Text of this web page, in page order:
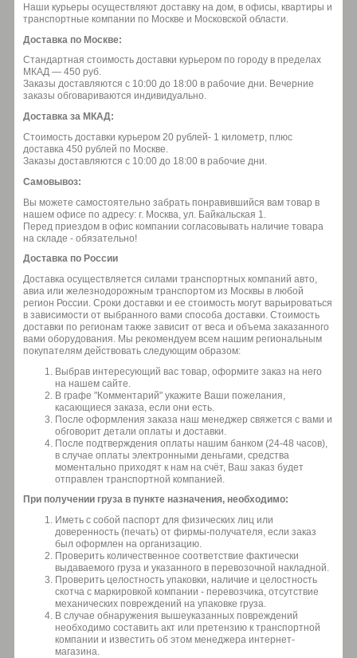
Наши курьеры осуществляют доставку на дом, в офисы, квартиры и
транспортные компании по Москве и Московской области.
Доставка по Москве:
Стандартная стоимость доставки курьером по городу в пределах
МКАД — 450 руб.
Заказы доставляются с 10:00 до 18:00 в рабочие дни. Вечерние
заказы обговариваются индивидуально.
Доставка за МКАД:
Стоимость доставки курьером 20 рублей- 1 километр, плюс
доставка 450 рублей по Москве.
Заказы доставляются с 10:00 до 18:00 в рабочие дни.
Самовывоз:
Вы можете самостоятельно забрать понравившийся вам товар в
нашем офисе по адресу: г. Москва, ул. Байкальская 1.
Перед приездом в офис компании согласовывать наличие товара
на складе - обязательно!
Доставка по России
Доставка осуществляется силами транспортных компаний авто,
авиа или железнодорожным транспортом из Москвы в любой
регион России. Сроки доставки и ее стоимость могут варьироваться
в зависимости от выбранного вами способа доставки. Стоимость
доставки по регионам также зависит от веса и объема заказанного
вами оборудования. Мы рекомендуем всем нашим региональным
покупателям действовать следующим образом:
Выбрав интересующий вас товар, оформите заказ на него
на нашем сайте.
В графе "Комментарий" укажите Ваши пожелания,
касающиеся заказа, если они есть.
После оформления заказа наш менеджер свяжется с вами и
обговорит детали оплаты и доставки.
После подтверждения оплаты нашим банком (24-48 часов),
в случае оплаты электронными деньгами, средства
моментально приходят к нам на счёт, Ваш заказ будет
отправлен транспортной компанией.
При получении груза в пункте назначения, необходимо:
Иметь с собой паспорт для физических лиц или
доверенность (печать) от фирмы-получателя, если заказ
был оформлен на организацию.
Проверить количественное соответствие фактически
выдаваемого груза и указанного в перевозочной накладной.
Проверить целостность упаковки, наличие и целостность
скотча с маркировкой компании - перевозчика, отсутствие
механических повреждений на упаковке груза.
В случае обнаружения вышеуказанных повреждений
необходимо составить акт или претензию к транспортной
компании и известить об этом менеджера интернет-
магазина.